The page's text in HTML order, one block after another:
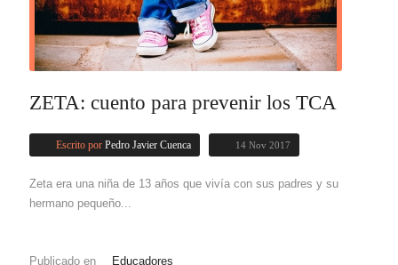
ZETA: cuento para prevenir los TCA
Escrito por Pedro Javier Cuenca 14 Nov 2017
Zeta era una niña de 13 años que vivía con sus padres y su
hermano pequeño...
Publicado en Educadores